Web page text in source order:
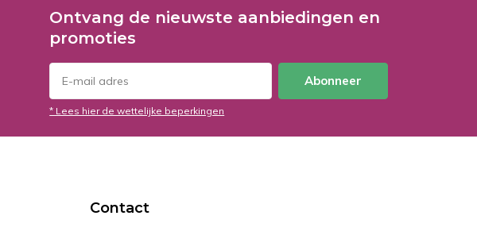
Ontvang de nieuwste aanbiedingen en
promoties
Abonneer
* Lees hier de wettelijke beperkingen
Contact